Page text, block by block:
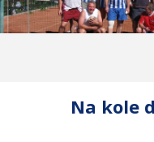
Na kole